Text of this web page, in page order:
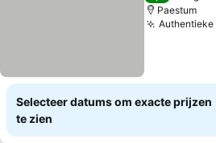
Paestum
Selecteer datums om exacte prijzen
te zien